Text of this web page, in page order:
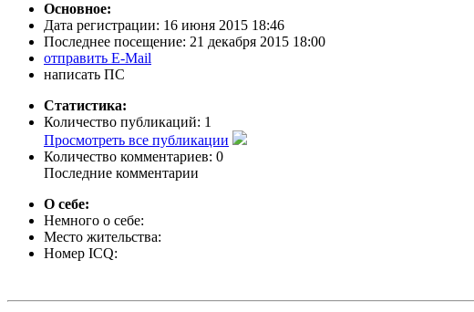
Основное:
Дата регистрации: 16 июня 2015 18:46
Последнее посещение: 21 декабря 2015 18:00
отправить E-Mail
написать ПС
Статистика:
Количество публикаций: 1
Просмотреть все публикации
Количество комментариев: 0
Последние комментарии
О себе:
Немного о себе:
Место жительства:
Номер ICQ: